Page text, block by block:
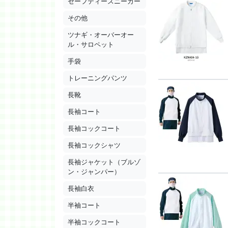
その他
ツナギ・オーバーオー
ル・サロペット
手袋
トレーニングパンツ
長靴
長袖コート
長袖コックコート
長袖コックシャツ
長袖ジャケット（ブルゾ
ン・ジャンパー）
長袖白衣
半袖コート
半袖コックコート